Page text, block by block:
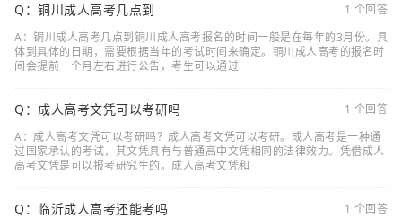
Q：铜川成人高考几点到
1 个回答
A：铜川成人高考几点到铜川成人高考报名的时间一般是在每年的3月份。具
体到具体的日期，需要根据当年的考试时间来确定。铜川成人高考的报名时
间会提前一个月左右进行公告，考生可以通过
Q：成人高考文凭可以考研吗
1 个回答
A：成人高考文凭可以考研吗？成人高考文凭可以考研。成人高考是一种通
过国家承认的考试，其文凭具有与普通高中文凭相同的法律效力。凭借成人
高考文凭是可以报考研究生的。成人高考文凭和
Q：临沂成人高考还能考吗
1 个回答